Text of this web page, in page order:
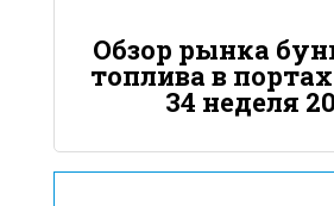
Обзор рынка
топлива в
34 неделя